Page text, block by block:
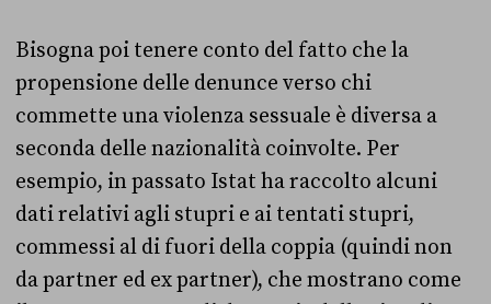
Bisogna poi tenere conto del fatto che la
propensione delle denunce verso chi
commette una violenza sessuale è diversa a
seconda delle nazionalità coinvolte. Per
esempio, in passato Istat ha raccolto alcuni
dati relativi agli stupri e ai tentati stupri,
commessi al di fuori della coppia (quindi non
da partner ed ex partner), che mostrano come